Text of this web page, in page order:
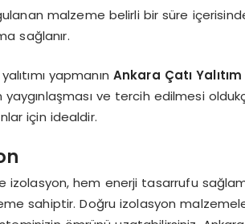
malzeme belirli bir süre
sağlanır.
yapmanın Ankara Çatı Yalıtım
yaygınlaşması ve tercih edilmesi
için idealdir.
izolasyon, hem enerji tasarrufu
sahiptir. Doğru izolasyon